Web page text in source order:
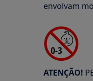
envolvam
ATENÇÃO!